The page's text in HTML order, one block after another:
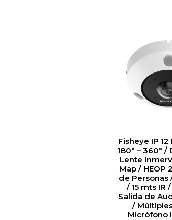
Fisheye IP
180° – 360°
Lente
Map / HEOP
de Personas
/ 15 mts IR
Salida de
/
Micrófono